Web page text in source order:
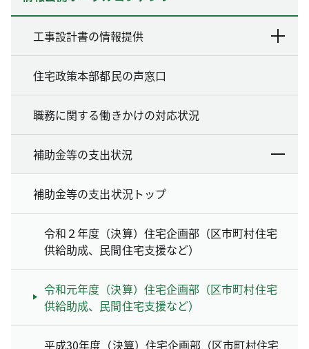
工事設計書の情報提供
住宅政策本部都民の声窓口
職務に関する働きかけの対応状況
補助金等の支出状況
補助金等の支出状況トップ
令和２年度（決算）住宅企画部（区市町村住宅
供給助成、民間住宅支援など）
令和元年度（決算）住宅企画部（区市町村住宅
供給助成、民間住宅支援など）
平成30年度（決算）住宅企画部（区市町村住宅